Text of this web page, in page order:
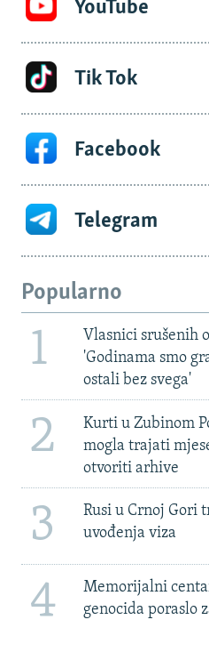
YouTube
Tik Tok
Facebook
Telegram
Popularno
1
Vlasnici srušenih
'Godinama smo
ostali bez svega'
2
Kurti u Zubinom
mogla trajati
otvoriti arhive
3
Rusi u Crnoj Gori
uvođenja viza
4
Memorijalni
genocida poraslo